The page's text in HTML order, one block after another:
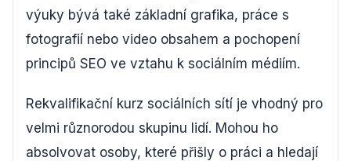
výuky bývá také základní grafika, práce s
fotografií nebo video obsahem a pochopení
principů SEO ve vztahu k sociálním médiím.
Rekvalifikační kurz sociálních sítí je vhodný pro
velmi různorodou skupinu lidí. Mohou ho
absolvovat osoby, které přišly o práci a hledají